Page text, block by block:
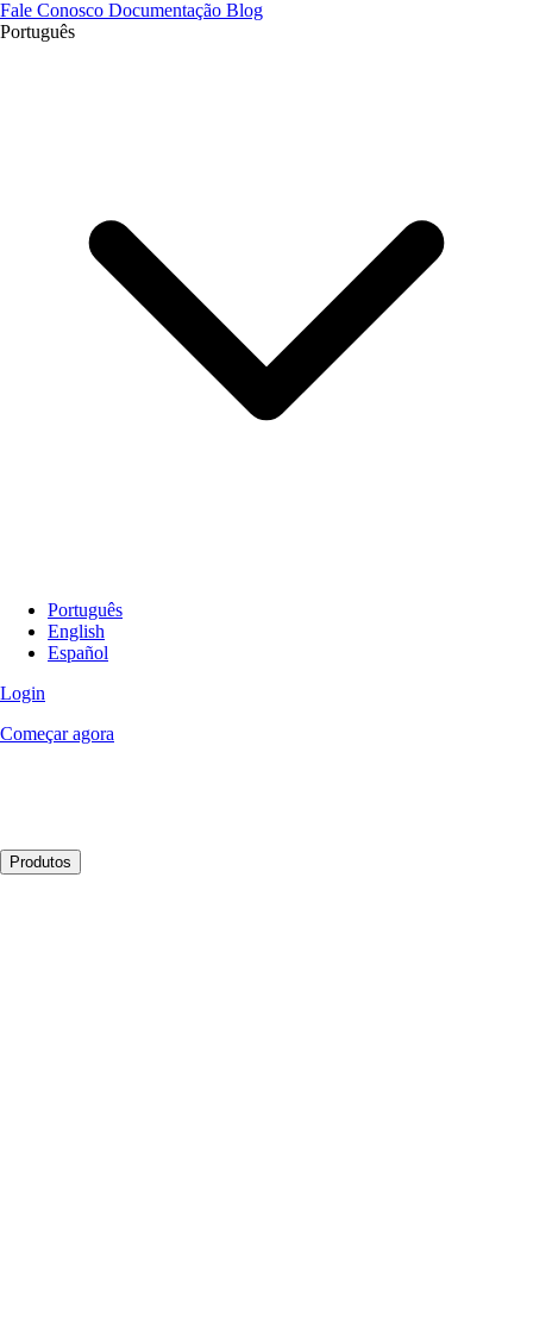
Fale Conosco Documentação Blog
Português
Português
English
Español
Login
Começar agora
Produtos